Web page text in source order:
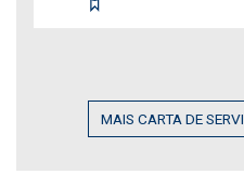
MAIS CARTA DE